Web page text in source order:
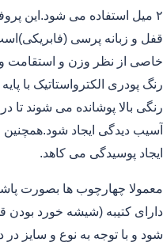
قفل و زبانه پرسی
خاصی از نظر وزن و استقامت
رنگ پودری الکترواستاتیک با
رنگی بالا پوشانده می شوند تا
آسیب دیدگی ایجاد
ایجاد پوسیدگی می کاهد.
معمولا چهارچوب ها بصورت
دارای کتیبه (شیشه خورد
شود و با توجه به نوع و سایز